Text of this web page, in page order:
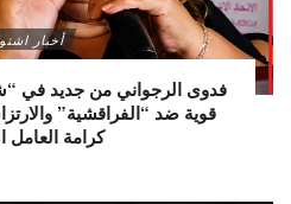
أخبار
فدوى الرجواني من جديد في
قوية ضد “الفراقشية”
كرامة العامل